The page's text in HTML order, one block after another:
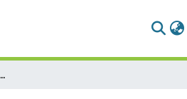
Symbolic Implications of the Moon and Sky in Coleridge’s Poems with Special Reference to “Dejection: An Ode” and the Trio